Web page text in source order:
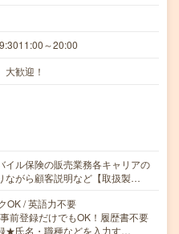
～20:00
歓迎！
イル保険の販売業務各キャリアの
ながら顧客説明など【取扱製…
OK / 英語力不要
前登録だけでもOK！履歴書不要
★氏名・職種などを入力す…